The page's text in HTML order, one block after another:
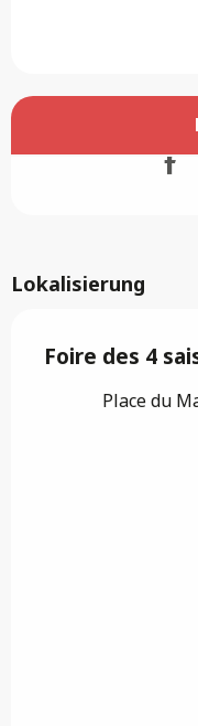
Öffnungszeiten
Lokalisierung
Foire des 4
Place du